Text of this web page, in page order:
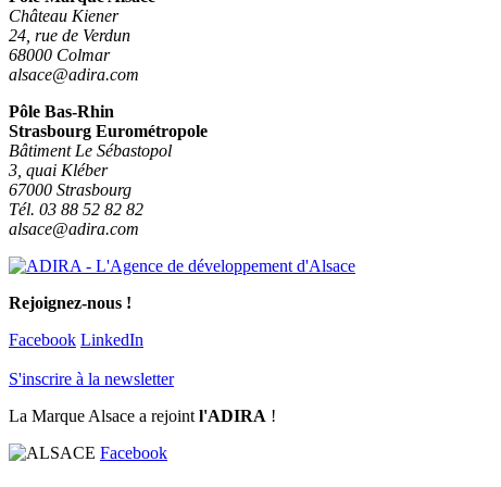
Château Kiener
24, rue de Verdun
68000 Colmar
alsace@adira.com
Pôle Bas-Rhin
Strasbourg Eurométropole
Bâtiment Le Sébastopol
3, quai Kléber
67000 Strasbourg
Tél. 03 88 52 82 82
alsace@adira.com
Rejoignez-nous !
Facebook LinkedIn
S'inscrire à la newsletter
La Marque Alsace a rejoint l'ADIRA !
Facebook